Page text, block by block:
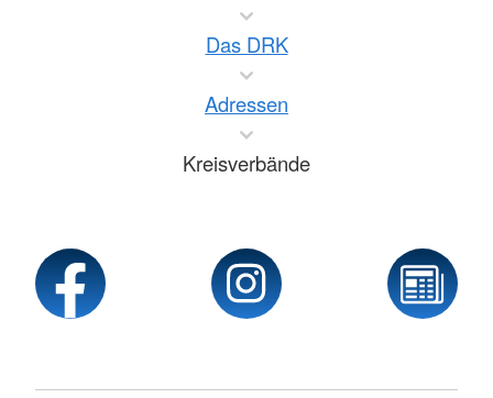
Das DRK
Adressen
Kreisverbände